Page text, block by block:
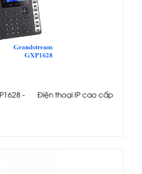
- Điện thoại IP cao cấp